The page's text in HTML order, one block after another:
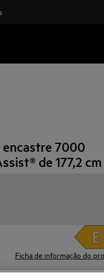
encastre 7000
de 177,2 cm
Ficha de informação do